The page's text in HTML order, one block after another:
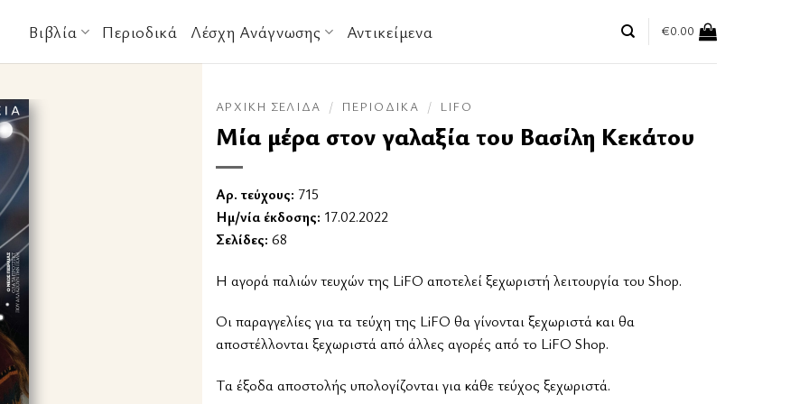
Βιβλία Περιοδικά Λέσχη Ανάγνωσης Αντικείμενα €0.00
ΑΡΧΙΚΉ ΣΕΛΊΔΑ / ΠΕΡΙΟΔΙΚΆ / LIFO
Μία μέρα στον γαλαξία του Βασίλη Κεκάτου
Αρ. τεύχους: 715
Ημ/νία έκδοσης: 17.02.2022
Σελίδες: 68
Η αγορά παλιών τευχών της LiFO αποτελεί ξεχωριστή λειτουργία του Shop.
Οι παραγγελίες για τα τεύχη της LiFO θα γίνονται ξεχωριστά και θα
αποστέλλονται ξεχωριστά από άλλες αγορές από το LiFO Shop.
Tα έξοδα αποστολής υπολογίζονται για κάθε τεύχος ξεχωριστά.